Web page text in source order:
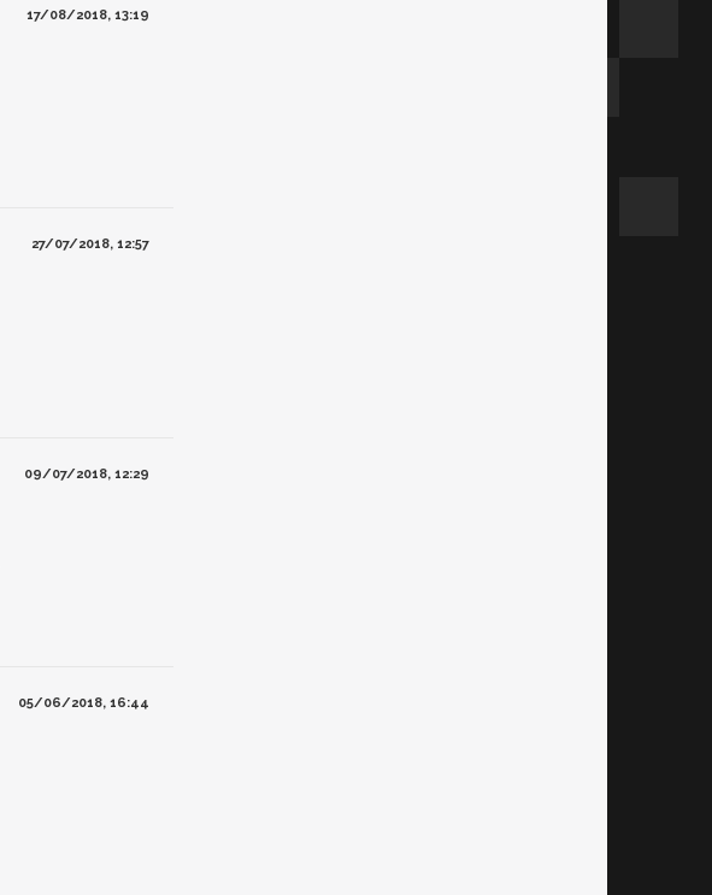
17/08/2018, 13:19
27/07/2018, 12:57
09/07/2018, 12:29
05/06/2018, 16:44